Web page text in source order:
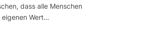
dass alle Menschen
eigenen Wert…